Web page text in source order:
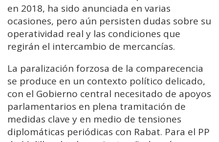
en 2018, ha sido anunciada en varias
ocasiones, pero aún persisten dudas sobre su
operatividad real y las condiciones que
regirán el intercambio de mercancías.
La paralización forzosa de la comparecencia
se produce en un contexto político delicado,
con el Gobierno central necesitado de apoyos
parlamentarios en plena tramitación de
medidas clave y en medio de tensiones
diplomáticas periódicas con Rabat. Para el PP